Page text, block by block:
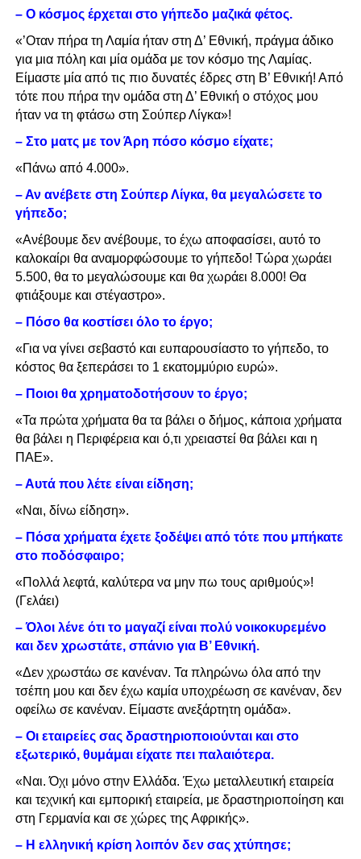
– Ο κόσμος έρχεται στο γήπεδο μαζικά φέτος.
«’Οταν πήρα τη Λαμία ήταν στη Δ’ Εθνική, πράγμα άδικο
για μια πόλη και μία ομάδα με τον κόσμο της Λαμίας.
Είμαστε μία από τις πιο δυνατές έδρες στη Β’ Εθνική! Από
τότε που πήρα την ομάδα στη Δ’ Εθνική ο στόχος μου
ήταν να τη φτάσω στη Σούπερ Λίγκα»!
– Στο ματς με τον Άρη πόσο κόσμο είχατε;
«Πάνω από 4.000».
– Αν ανέβετε στη Σούπερ Λίγκα, θα μεγαλώσετε το
γήπεδο;
«Ανέβουμε δεν ανέβουμε, το έχω αποφασίσει, αυτό το
καλοκαίρι θα αναμορφώσουμε το γήπεδο! Τώρα χωράει
5.500, θα το μεγαλώσουμε και θα χωράει 8.000! Θα
φτιάξουμε και στέγαστρο».
– Πόσο θα κοστίσει όλο το έργο;
«Για να γίνει σεβαστό και ευπαρουσίαστο το γήπεδο, το
κόστος θα ξεπεράσει το 1 εκατομμύριο ευρώ».
– Ποιοι θα χρηματοδοτήσουν το έργο;
«Τα πρώτα χρήματα θα τα βάλει ο δήμος, κάποια χρήματα
θα βάλει η Περιφέρεια και ό,τι χρειαστεί θα βάλει και η
ΠΑΕ».
– Αυτά που λέτε είναι είδηση;
«Ναι, δίνω είδηση».
– Πόσα χρήματα έχετε ξοδέψει από τότε που μπήκατε
στο ποδόσφαιρο;
«Πολλά λεφτά, καλύτερα να μην πω τους αριθμούς»!
(Γελάει)
– Όλοι λένε ότι το μαγαζί είναι πολύ νοικοκυρεμένο
και δεν χρωστάτε, σπάνιο για Β’ Εθνική.
«Δεν χρωστάω σε κανέναν. Τα πληρώνω όλα από την
τσέπη μου και δεν έχω καμία υποχρέωση σε κανέναν, δεν
οφείλω σε κανέναν. Είμαστε ανεξάρτητη ομάδα».
– Οι εταιρείες σας δραστηριοποιούνται και στο
εξωτερικό, θυμάμαι είχατε πει παλαιότερα.
«Ναι. Όχι μόνο στην Ελλάδα. Έχω μεταλλευτική εταιρεία
και τεχνική και εμπορική εταιρεία, με δραστηριοποίηση και
στη Γερμανία και σε χώρες της Αφρικής».
– Η ελληνική κρίση λοιπόν δεν σας χτύπησε;